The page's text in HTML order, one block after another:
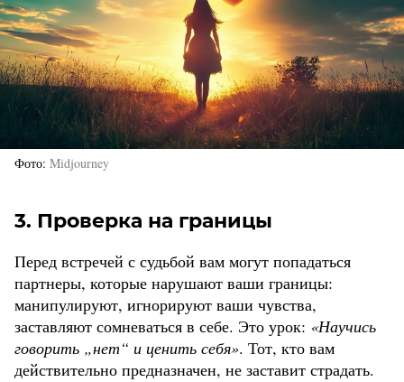
Фото Midjourney
3. Проверка на границы
Перед встречей с судьбой вам могут попадаться
партнеры, которые нарушают ваши границы:
манипулируют, игнорируют ваши чувства,
заставляют сомневаться в себе. Это урок: «Научись
говорить „нет“ и ценить себя». Тот, кто вам
действительно предназначен, не заставит страдать.